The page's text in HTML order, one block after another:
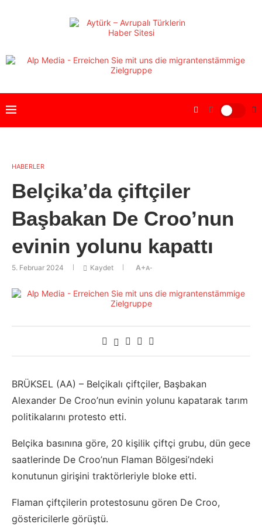
HABERLER
Belçika’da çiftçiler
Başbakan De Croo’nun
evinin yolunu kapattı
5. Februar 2024 Kaydet A+A-
BRÜKSEL (AA) – Belçikalı çiftçiler, Başbakan
Alexander De Croo’nun evinin yolunu kapatarak tarım
politikalarını protesto etti.
Belçika basınına göre, 20 kişilik çiftçi grubu, dün gece
saatlerinde De Croo’nun Flaman Bölgesi’ndeki
konutunun girişini traktörleriyle bloke etti.
Flaman çiftçilerin protestosunu gören De Croo,
göstericilerle görüştü.